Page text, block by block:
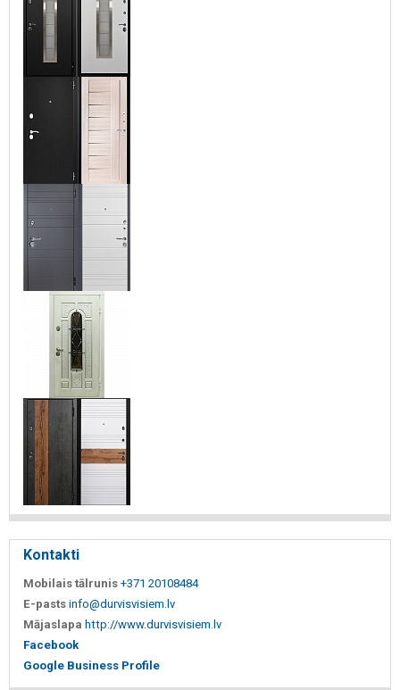
Kontakti
Mobilais tālrunis +371 20108484
E-pasts info@durvisvisiem.lv
Mājaslapa http://www.durvisvisiem.lv
Facebook
Google Business Profile